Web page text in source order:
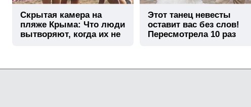
Скрытая камера на
пляже Крыма: Что люди
вытворяют, когда их не
Этот танец невесты
оставит вас без слов!
Пересмотрела 10 раз